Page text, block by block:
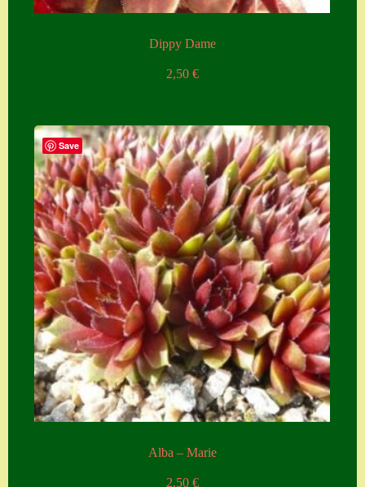
Widerrufsbelehru
Zubehör
Zubehör
Dippy Dame
2,50 €
Save
Alba – Marie
2,50 €